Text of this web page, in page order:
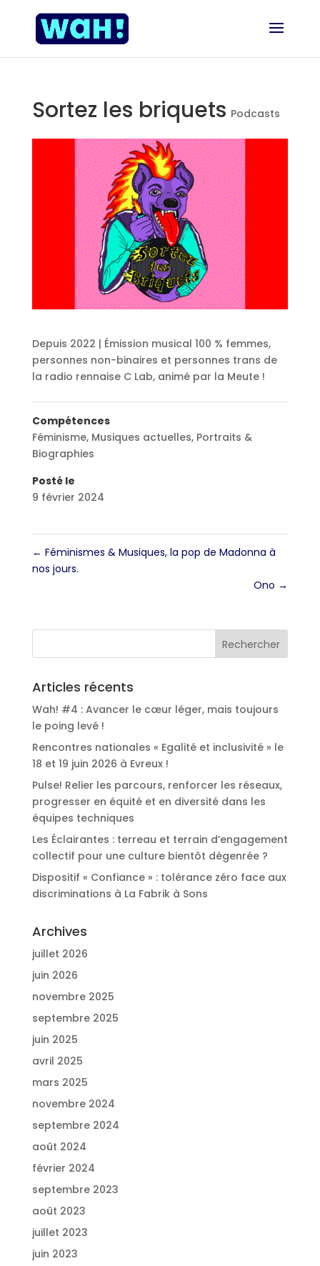
Sortez les briquets Podcasts
Depuis 2022 | Émission musical 100 % femmes,
personnes non-binaires et personnes trans de
la radio rennaise C Lab, animé par la Meute !
Compétences
Féminisme, Musiques actuelles, Portraits &
Biographies
Posté le
9 février 2024
← Féminismes & Musiques, la pop de Madonna à
nos jours.
Ono →
Articles récents
Wah! #4 : Avancer le cœur léger, mais toujours
le poing levé !
Rencontres nationales « Egalité et inclusivité » le
18 et 19 juin 2026 à Evreux !
Pulse! Relier les parcours, renforcer les réseaux,
progresser en équité et en diversité dans les
équipes techniques
Les Éclairantes : terreau et terrain d’engagement
collectif pour une culture bientôt dégenrée ?
Dispositif « Confiance » : tolérance zéro face aux
discriminations à La Fabrik à Sons
Archives
juillet 2026
juin 2026
novembre 2025
septembre 2025
juin 2025
avril 2025
mars 2025
novembre 2024
septembre 2024
août 2024
février 2024
septembre 2023
août 2023
juillet 2023
juin 2023